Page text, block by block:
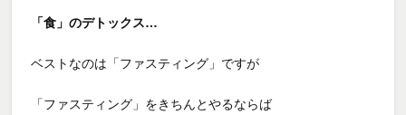
「食」のデトックス…
ベストなのは「ファスティング」ですが
「ファスティング」をきちんとやるならば